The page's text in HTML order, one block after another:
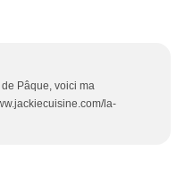
Pâque, voici ma
la-